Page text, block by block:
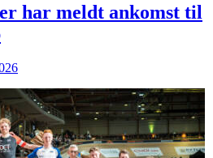
har meldt ankomst til